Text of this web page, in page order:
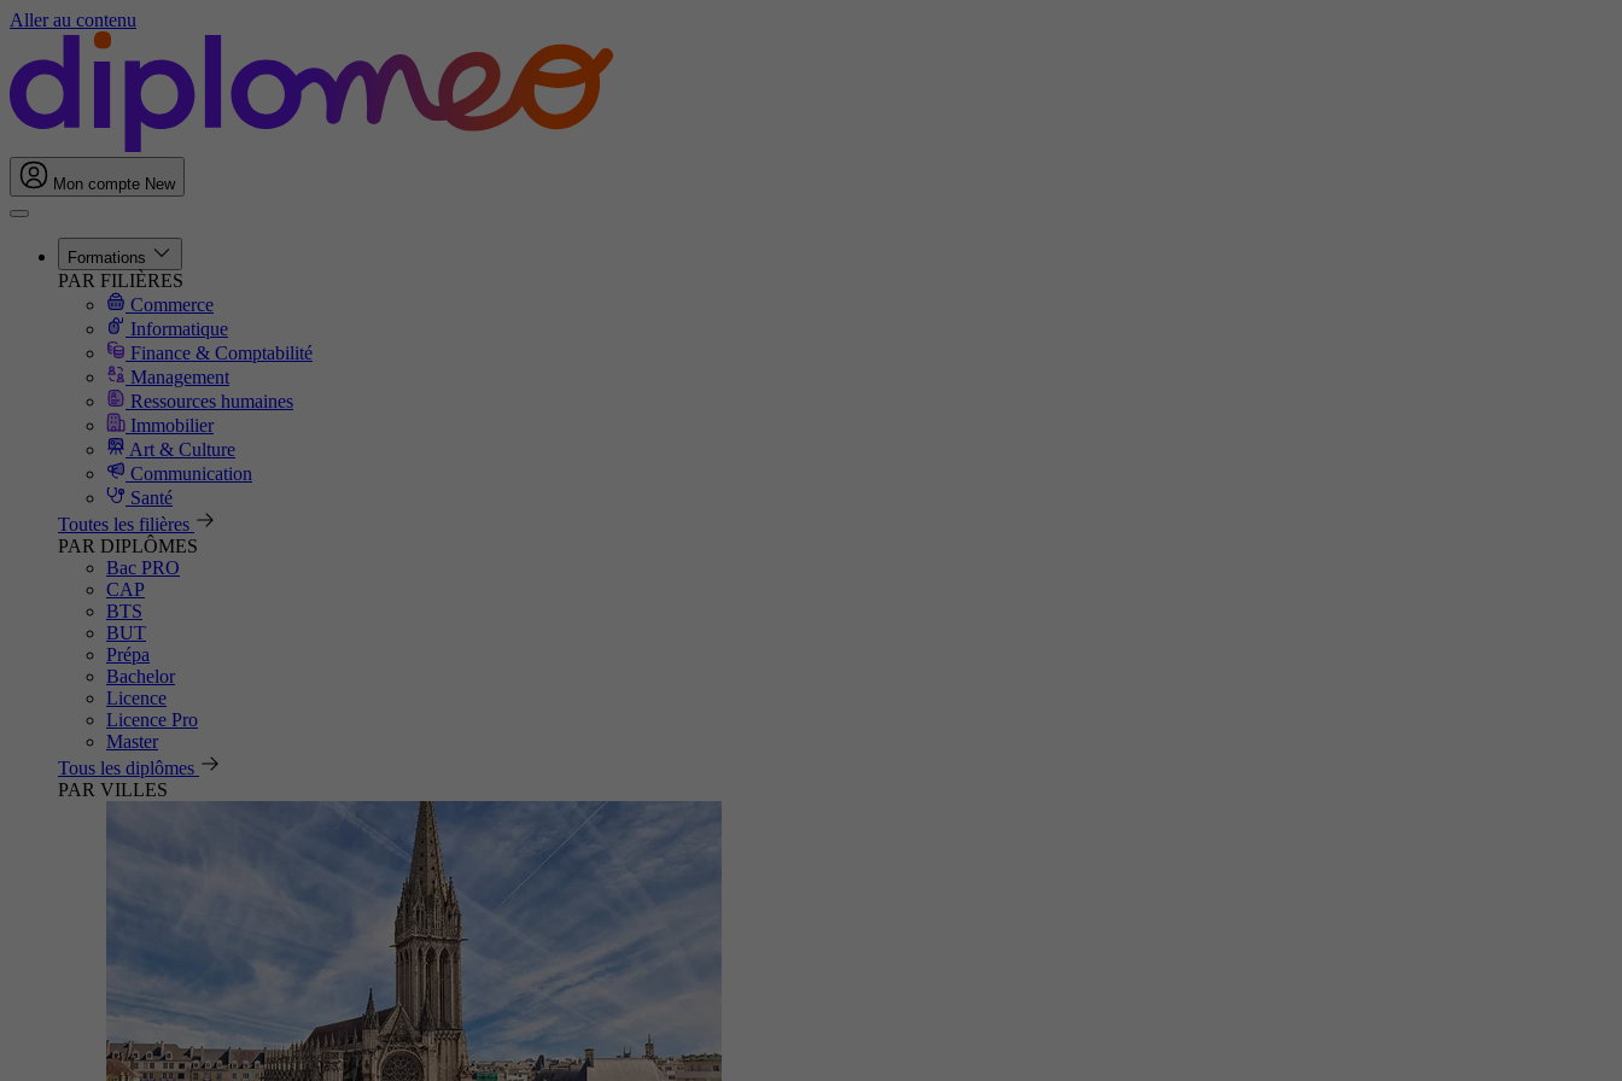
Aller au contenu
Mon compte New
Formations
PAR FILIÈRES
Commerce
Informatique
Finance & Comptabilité
Management
Ressources humaines
Immobilier
Art & Culture
Communication
Santé
Toutes les filières
PAR DIPLÔMES
Bac PRO
CAP
BTS
BUT
Prépa
Bachelor
Licence
Licence Pro
Master
Tous les diplômes
PAR VILLES